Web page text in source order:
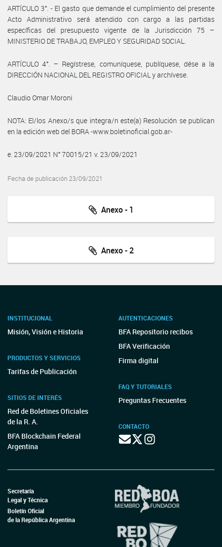
ARTÍCULO 3°. - El gasto que demande el cumplimiento del presente
Acto Administrativo será atendido con cargo a las partidas
específicas del presupuesto vigente de la Jurisdicción 75 –
MINISTERIO DE TRABAJO, EMPLEO Y SEGURIDAD SOCIAL.
ARTÍCULO 4°. – Regístrese, comuníquese, publíquese, dése a la
DIRECCIÓN NACIONAL DEL REGISTRO OFICIAL y archívese.
Claudio Omar Moroni
NOTA: El/los Anexo/s que integra/n este(a) Resolución se publican
en la edición web del BORA -www.boletinoficial.gob.ar-
e. 23/09/2021 N° 70015/21 v. 23/09/2021
Fecha de publicación 23/09/2021
Anexo - 1
Anexo - 2
INSTITUCIONAL
Misión, Visión e Historia
PRODUCTOS Y SERVICIOS
Tarifas de Publicación
SITIOS DE INTERÉS
Red de Boletines Oficiales
de la R. A.
BFA Blockchain Federal
Argentina
AUTENTICACIONES
BFA Repositorio recibos
BFA Verificación
Firma digital
FAQ Y TUTORIALES
Preguntas Frecuentes
CONTACTO
Secretaría
Legal y Técnica
Boletín Oficial
de la República Argentina